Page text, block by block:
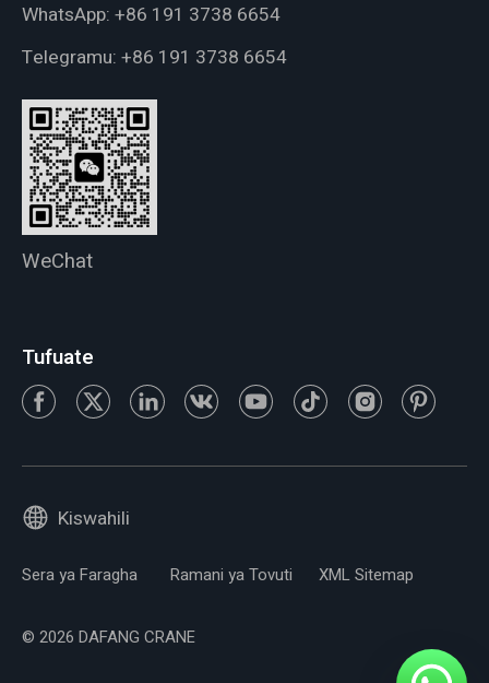
WhatsApp: +86 191 3738 6654
Telegramu: +86 191 3738 6654
WeChat
Tufuate
Kiswahili
Sera ya Faragha Ramani ya Tovuti XML Sitemap
© 2026 DAFANG CRANE